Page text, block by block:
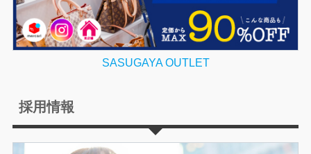
SASUGAYA OUTLET
採用情報